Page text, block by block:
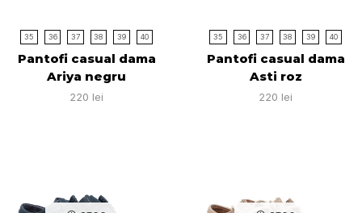
35 36 37 38 39 40
Pantofi casual dama
Ariya negru
220 lei
35 36 37 38 39 40
Pantofi casual dama
Asti roz
220 lei